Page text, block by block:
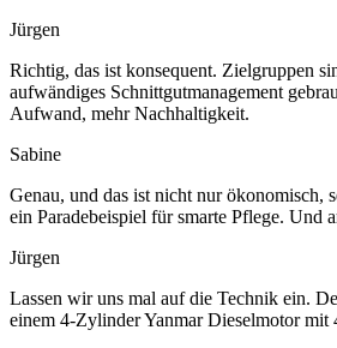
Jürgen
Richtig, das ist konsequent. Zielgruppen
aufwändiges Schnittgutmanagement
Aufwand, mehr Nachhaltigkeit.
Sabine
Genau, und das ist nicht nur ökonomisch,
ein Paradebeispiel für smarte Pflege. Und
Jürgen
Lassen wir uns mal auf die Technik ein.
einem 4-Zylinder Yanmar Dieselmotor mit